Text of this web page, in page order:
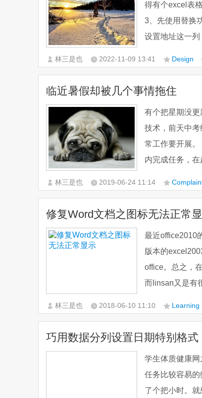
得有个excel表
3、先使用替换
设置地址这一
林三是也 2022-11-09 13:41 Design
临近暑假却被几个事情拖住
有个把星期没
技术，前天中
常工作要开展。 宿舍加装防盗窗户，老板在10天前就接受定做防盗窗，并越好1个星期
内完成任务，
林三是也 2019-06-24 11:14
修复Word文档之图标无法正常
最近office2010
版本的
office。总之，
而linsan又是有
林三是也 2018-06-10 11:10 Learning
巧用数据分列设置日期特别格式
学生体质健康
任务比较容易
了个把小时。